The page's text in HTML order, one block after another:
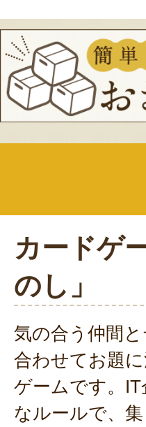
カードゲ
のし」
気の合う仲間
合わせてお題
ゲームです。
なルールで、